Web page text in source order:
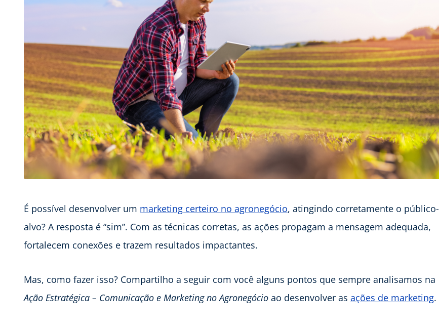
É possível desenvolver um marketing certeiro no agronegócio, atingindo corretamente o público-
alvo? A resposta é “sim”. Com as técnicas corretas, as ações propagam a mensagem adequada,
fortalecem conexões e trazem resultados impactantes.
Mas, como fazer isso? Compartilho a seguir com você alguns pontos que sempre analisamos na
Ação Estratégica – Comunicação e Marketing no Agronegócio ao desenvolver as ações de marketing.